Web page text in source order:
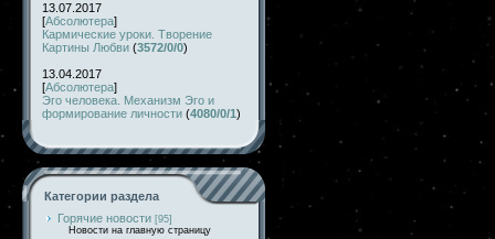
13.07.2017
[Абсолютера]
Кармические уроки. Творение
Картины Любви (3572/0/0)
13.04.2017
[Абсолютера]
Эго человека. Механизм Эго и
формирование личности (4080/0/1)
Категории раздела
Горячие новости [95]
Новости на главную страницу